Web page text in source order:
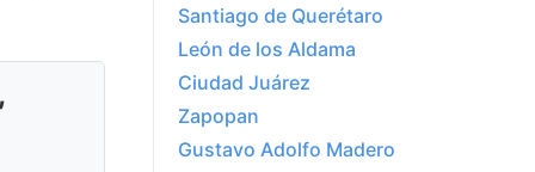
Santiago de Querétaro
León de los Aldama
Ciudad Juárez
Zapopan
Gustavo Adolfo Madero